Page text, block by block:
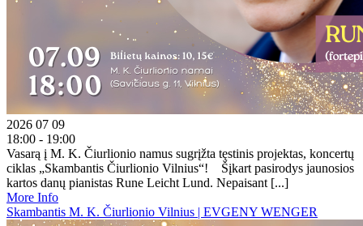
2026 07 09
18:00 - 19:00
Vasarą į M. K. Čiurlionio namus sugrįžta tęstinis projektas, koncertų
ciklas „Skambantis Čiurlionio Vilnius“! Šįkart pasirodys jaunosios
kartos danų pianistas Rune Leicht Lund. Nepaisant [...]
More Info
Skambantis M. K. Čiurlionio Vilnius | EVGENY WENGER